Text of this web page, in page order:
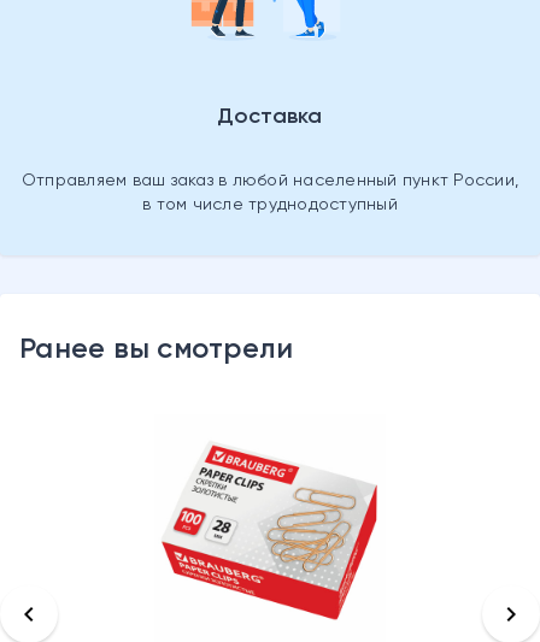
Доставка
Отправляем ваш заказ в любой населенный пункт России,
в том числе труднодоступный
Ранее вы смотрели
keyboard_arrow_left keyboard_arrow_right